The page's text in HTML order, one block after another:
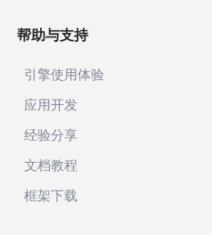
帮助与支持
引擎使用体验
应用开发
经验分享
文档教程
框架下载